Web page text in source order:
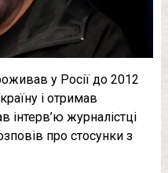
у Росії до 2012
і отримав
інтерв’ю журналістці
про стосунки з